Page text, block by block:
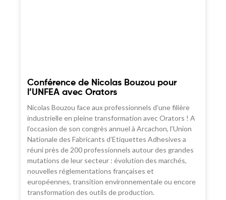
Conférence de Nicolas Bouzou pour
l’UNFEA avec Orators
Nicolas Bouzou face aux professionnels d’une filière
industrielle en pleine transformation avec Orators ! A
l’occasion de son congrès annuel à Arcachon, l’Union
Nationale des Fabricants d’Etiquettes Adhesives a
réuni près de 200 professionnels autour des grandes
mutations de leur secteur : évolution des marchés,
nouvelles réglementations françaises et
européennes, transition environnementale ou encore
transformation des outils de production.